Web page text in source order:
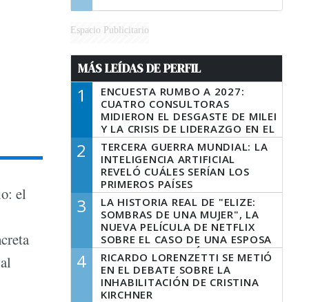
el
Espacio Publicitario
MÁS LEÍDAS DE PERFIL
1
ENCUESTA RUMBO A 2027:
CUATRO CONSULTORAS
MIDIERON EL DESGASTE DE MILEI
Y LA CRISIS DE LIDERAZGO EN EL
PERONISMO
2
TERCERA GUERRA MUNDIAL: LA
INTELIGENCIA ARTIFICIAL
REVELÓ CUÁLES SERÍAN LOS
PRIMEROS PAÍSES
LATINOAMERICANOS EN SER
DERROTADOS
3
LA HISTORIA REAL DE "ELIZE:
SOMBRAS DE UNA MUJER", LA
NUEVA PELÍCULA DE NETFLIX
SOBRE EL CASO DE UNA ESPOSA
QUE DESCUARTIZÓ A SU
MARIDO
4
RICARDO LORENZETTI SE METIÓ
EN EL DEBATE SOBRE LA
INHABILITACIÓN DE CRISTINA
KIRCHNER